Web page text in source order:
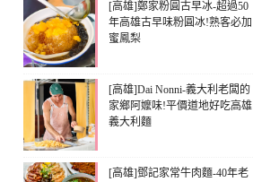
[高雄]鄭家粉圓古早冰-超過50
年高雄古早味粉圓冰!熟客必加
蜜鳳梨
[高雄]Dai Nonni-義大利老闆的
家鄉阿嬤味!平價道地好吃高雄
義大利麵
[高雄]鄧記家常牛肉麵-40年老